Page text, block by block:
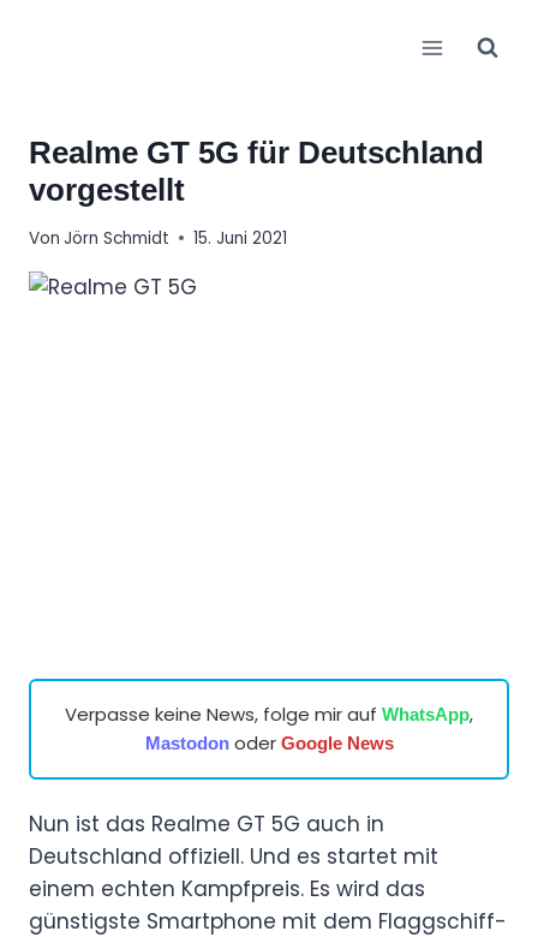
Realme GT 5G für Deutschland
vorgestellt
Von Jörn Schmidt 15. Juni 2021
Verpasse keine News, folge mir auf WhatsApp,
Mastodonoder Google News
Nun ist das Realme GT 5G auch in
Deutschland offiziell. Und es startet mit
einem echten Kampfpreis. Es wird das
günstigste Smartphone mit dem Flaggschiff-